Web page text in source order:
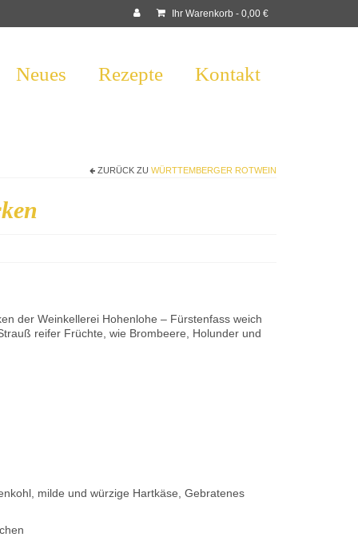
Ihr Warenkorb - 0,00 €
Neues Rezepte Kontakt
ZURÜCK ZU WÜRTTEMBERGER ROTWEIN
der Weinkellerei Hohenlohe – Fürstenfass weich
reifer Früchte, wie Brombeere, Holunder und
milde und würzige Hartkäse, Gebratenes